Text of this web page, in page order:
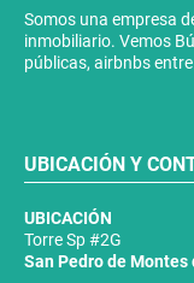
Somos una empresa
inmobiliario. Vemos
públicas, airbnbs
UBICACIÓN Y
UBICACIÓN
Torre Sp #2G
San Pedro de Montes